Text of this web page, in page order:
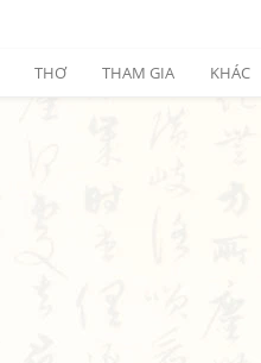
THƠ THAM GIA KHÁC